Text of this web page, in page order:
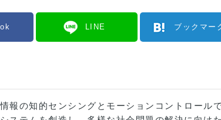
LINE ブックマー
報の知的センシングとモーションコントロール